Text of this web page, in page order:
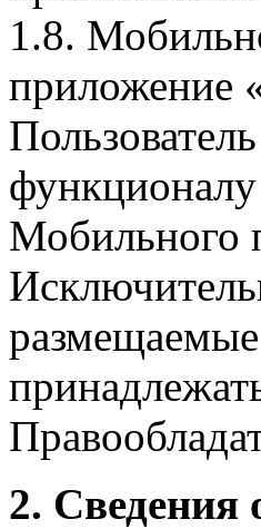
1.8.
приложение
Мобильного
2. Сведения